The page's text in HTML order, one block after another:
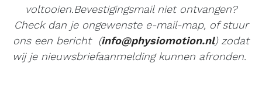
voltooien.Bevestigingsmail niet ontvangen?
Check dan je ongewenste e-mail-map, of stuur
ons een bericht (info@physiomotion.nl) zodat
wij je nieuwsbriefaanmelding kunnen afronden.